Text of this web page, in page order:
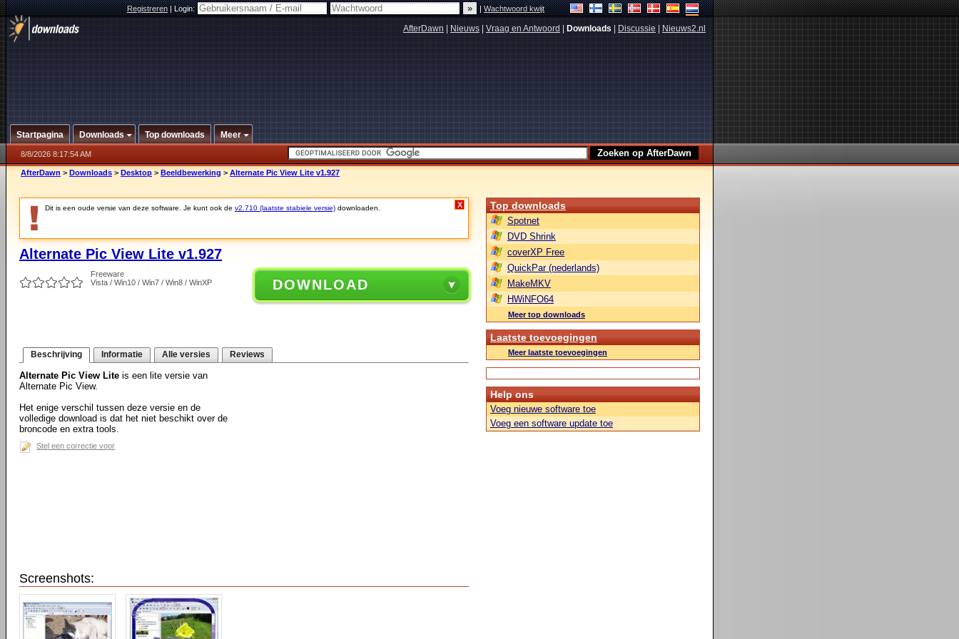
Registreren|Login: |Wachtwoord kwijt
AfterDawn Nieuws Vraag en Antwoord Downloads Discussie Nieuws2.nl
Startpagina Downloads Top downloads Meer
8/8/2026 8:17:54 AM
AfterDawn > Downloads > Desktop > Beeldbewerking > Alternate Pic View Lite v1.927
Dit is een oude versie van deze software. Je kunt ook de v2.710 (laatste stabiele versie) downloaden. X
Alternate Pic View Lite v1.927
Freeware
Vista / Win10 / Win7 / Win8 / WinXP
DOWNLOAD
Beschrijving Informatie Alle versies Reviews
Alternate Pic View Lite is een lite versie van
Alternate Pic View.
Het enige verschil tussen deze versie en de
volledige download is dat het niet beschikt over de
broncode en extra tools.
Stel een correctie voor
Screenshots:
Top downloads
Spotnet
DVD Shrink
coverXP Free
QuickPar (nederlands)
MakeMKV
HWiNFO64
Meer top downloads
Laatste toevoegingen
Meer laatste toevoegingen
Help ons
Voeg nieuwe software toe
Voeg een software update toe